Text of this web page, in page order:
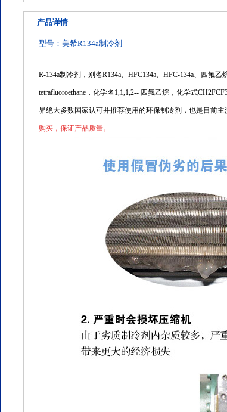
产品详情
型号：美希R134a制冷剂
R-134a制冷剂，别名R134a、HFC134a、HFC-134a、四氟乙
tetrafluoroethane，化学名1,1,1,2-- 四氟乙烷，化学式
界绝大多数国家认可并推荐使用的环保制冷剂，也是目前
购买，保证产品质量。